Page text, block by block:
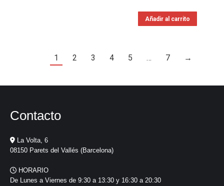
Añadir al carrito
1 2 3 4 5 … 7 →
Contacto
La Volta, 6
08150 Parets del Vallés (Barcelona)
HORARIO
De Lunes a Viernes de 9:30 a 13:30 y 16:30 a 20:30